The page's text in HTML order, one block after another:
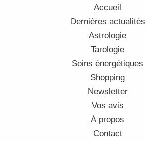
Accueil
Dernières actualités
Astrologie
Tarologie
Soins énergétiques
Shopping
Newsletter
Vos avis
À propos
Contact